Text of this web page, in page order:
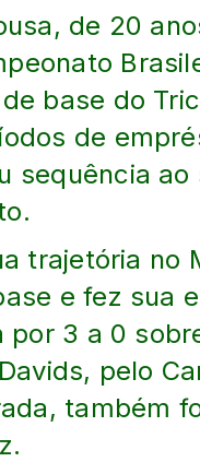
de 20
base do
de
sequência
trajetória no
e fez sua
por 3 a 0
pelo
também